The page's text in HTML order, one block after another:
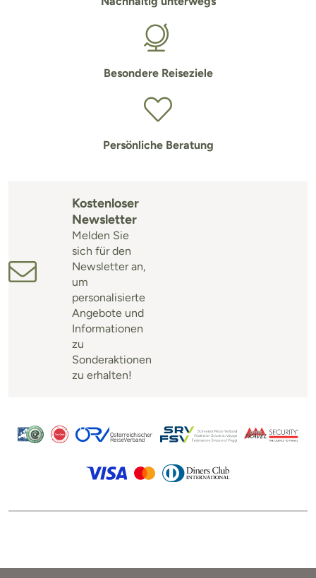
Besondere Reiseziele
Persönliche Beratung
Kostenloser
Newsletter
Melden Sie
sich für den
Newsletter an,
um
personalisierte
Angebote und
Informationen
zu
Sonderaktionen
zu erhalten!